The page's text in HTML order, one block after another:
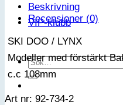
VIP-klubb
Sök
efter:
båge
mängd
Beskrivning
Recensioner (0)
 SKI DOO / LYNX
 Modeller med förstärkt
 c.c 108mm
Art nr: 92-734-2